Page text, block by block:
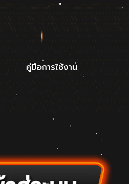
คู่มือการใช้งาน